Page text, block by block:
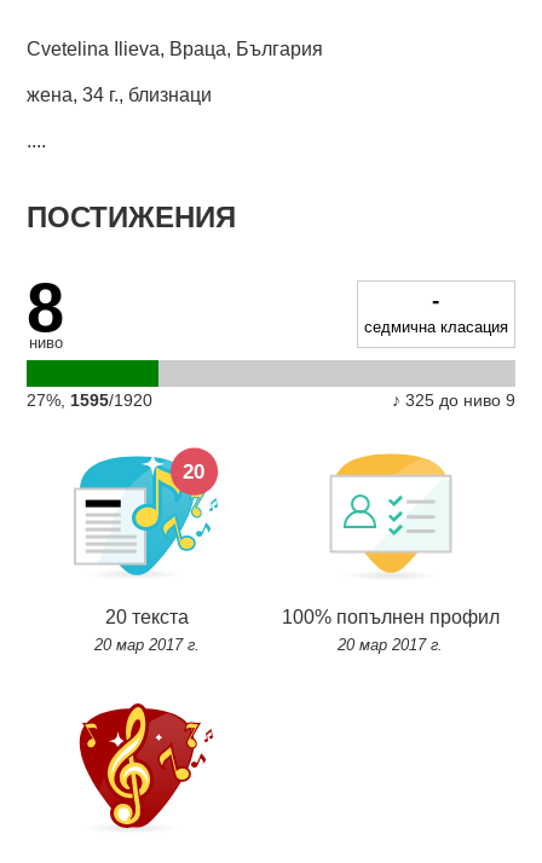
Cvetelina Ilieva, Враца, България
жена,34 г., близнаци
....
ПОСТИЖЕНИЯ
8
ниво
-
седмична класация
27%, 1595/1920 ♪ 325 до ниво 9
20 текста
20 мар 2017 г.
100% попълнен профил
20 мар 2017 г.